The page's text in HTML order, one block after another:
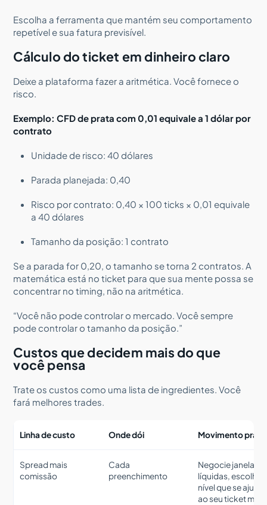
Escolha a ferramenta que mantém seu comportamento
repetível e sua fatura previsível.
Cálculo do ticket em dinheiro claro
Deixe a plataforma fazer a aritmética. Você fornece o
risco.
Exemplo: CFD de prata com 0,01 equivale a 1 dólar por
contrato
Unidade de risco: 40 dólares
Parada planejada: 0,40
Risco por contrato: 0,40 × 100 ticks × 0,01 equivale
a 40 dólares
Tamanho da posição: 1 contrato
Se a parada for 0,20, o tamanho se torna 2 contratos. A
matemática está no ticket para que sua mente possa se
concentrar no timing, não na aritmética.
“Você não pode controlar o mercado. Você sempre
pode controlar o tamanho da posição.”
Custos que decidem mais do que
você pensa
Trate os custos como uma lista de ingredientes. Você
fará melhores trades.
Linha de custo Onde dói Movimento
Spread mais
comissão
Cada
preenchimento
Negocie janelas
líquidas, escolha
nível que se ajuste
ao seu ticket